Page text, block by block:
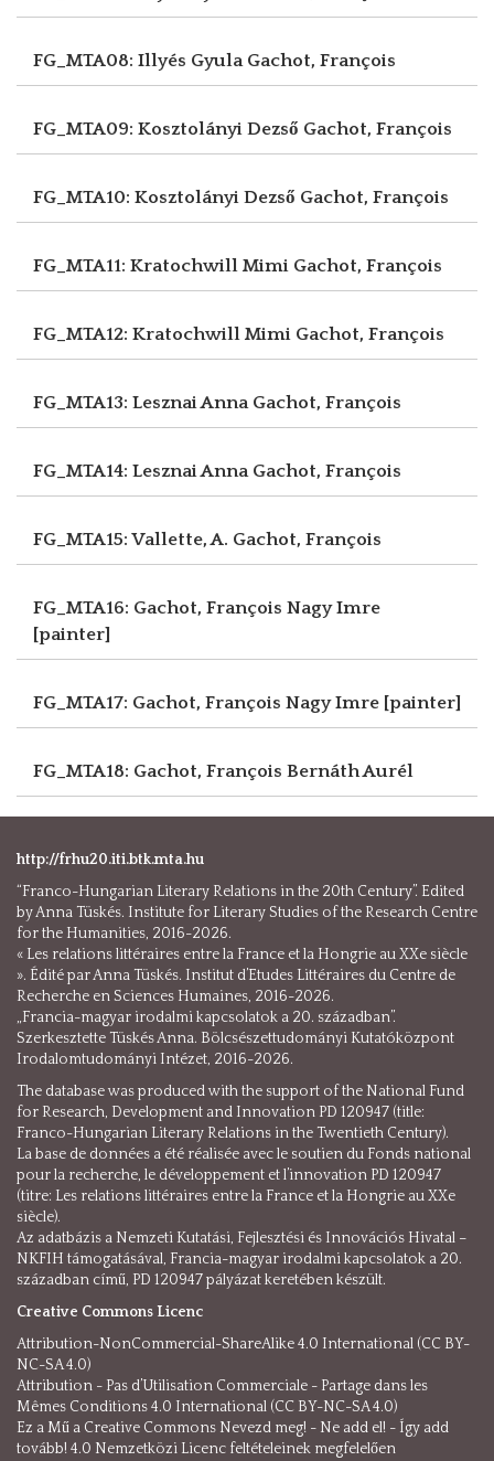
FG_MTA08: Illyés Gyula Gachot, François
FG_MTA09: Kosztolányi Dezső Gachot, François
FG_MTA10: Kosztolányi Dezső Gachot, François
FG_MTA11: Kratochwill Mimi Gachot, François
FG_MTA12: Kratochwill Mimi Gachot, François
FG_MTA13: Lesznai Anna Gachot, François
FG_MTA14: Lesznai Anna Gachot, François
FG_MTA15: Vallette, A. Gachot, François
FG_MTA16: Gachot, François Nagy Imre
[painter]
FG_MTA17: Gachot, François Nagy Imre [painter]
FG_MTA18: Gachot, François Bernáth Aurél
http://frhu20.iti.btk.mta.hu
“Franco-Hungarian Literary Relations in the 20th Century”. Edited
by Anna Tüskés. Institute for Literary Studies of the Research Centre
for the Humanities, 2016-2026.
« Les relations littéraires entre la France et la Hongrie au XXe siècle
». Édité par Anna Tüskés. Institut d’Etudes Littéraires du Centre de
Recherche en Sciences Humaines, 2016-2026.
„Francia-magyar irodalmi kapcsolatok a 20. században”.
Szerkesztette Tüskés Anna. Bölcsészettudományi Kutatóközpont
Irodalomtudományi Intézet, 2016-2026.
The database was produced with the support of the National Fund
for Research, Development and Innovation PD 120947 (title:
Franco-Hungarian Literary Relations in the Twentieth Century).
La base de données a été réalisée avec le soutien du Fonds national
pour la recherche, le développement et l’innovation PD 120947
(titre: Les relations littéraires entre la France et la Hongrie au XXe
siècle).
Az adatbázis a Nemzeti Kutatási, Fejlesztési és Innovációs Hivatal –
NKFIH támogatásával, Francia-magyar irodalmi kapcsolatok a 20.
században című, PD 120947 pályázat keretében készült.
Creative Commons Licenc
Attribution-NonCommercial-ShareAlike 4.0 International (CC BY-
NC-SA 4.0)
Attribution - Pas d’Utilisation Commerciale - Partage dans les
Mêmes Conditions 4.0 International (CC BY-NC-SA 4.0)
Ez a Mű a Creative Commons Nevezd meg! - Ne add el! - Így add
tovább! 4.0 Nemzetközi Licenc feltételeinek megfelelően